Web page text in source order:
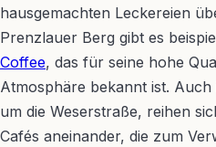
hausgemachten Leckereien
Prenzlauer Berg gibt es
Coffee, das für seine hohe
Atmosphäre bekannt ist.
um die Weserstraße, reihen
Cafés aneinander, die zum